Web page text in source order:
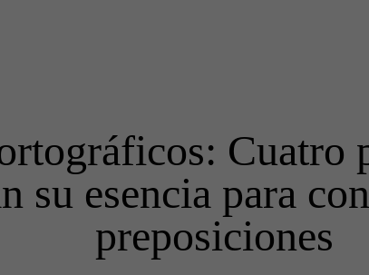
Cuatro
su esencia para
preposiciones